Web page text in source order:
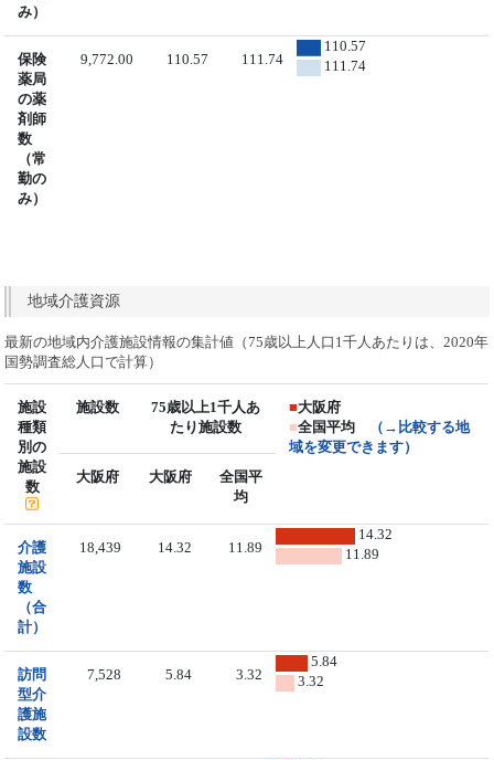
み）
保険
薬局
の薬
剤師
数
（常
勤の
み）
9,772.00 110.57 111.74
110.57
111.74
地域介護資源
最新の地域内介護施設情報の集計値（75歳以上人口1千人あたりは、2020年
国勢調査総人口で計算）
施設
種類
別の
施設
数
施設数
75歳以上1千人あ
たり施設数
■大阪府
■全国平均
（→比較する地
域を変更できます）
大阪府
大阪府
全国平
均
介護
施設
数
（合
計）
18,439 14.32 11.89
14.32
11.89
訪問
型介
護施
設数
7,528 5.84 3.32
5.84
3.32